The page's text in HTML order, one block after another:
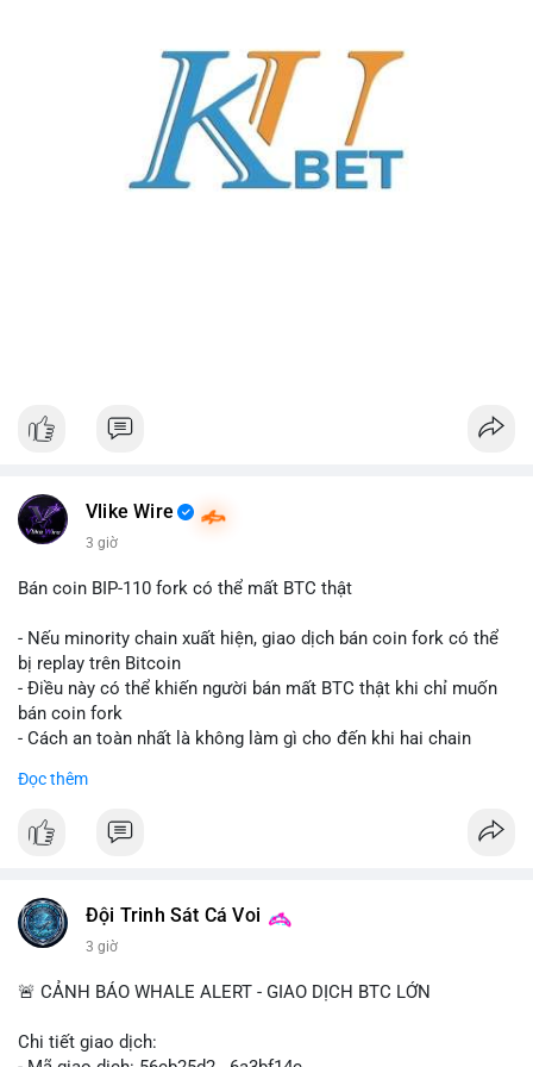
Vlike Wire
3 giờ
Bán coin BIP-110 fork có thể mất BTC thật
- Nếu minority chain xuất hiện, giao dịch bán coin fork có thể
bị replay trên Bitcoin
- Điều này có thể khiến người bán mất BTC thật khi chỉ muốn
bán coin fork
- Cách an toàn nhất là không làm gì cho đến khi hai chain
-#binancesquare
$btc
📰 Nguồn: CoinDesk
Đọc thêm
Đội Trinh Sát Cá Voi
3 giờ
🚨 CẢNH BÁO WHALE ALERT - GIAO DỊCH BTC LỚN
Chi tiết giao dịch: